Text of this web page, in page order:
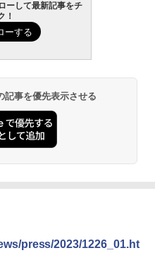
ーして最新記事をチ
！
記事を優先表示させる
press/2023/1226_01.ht